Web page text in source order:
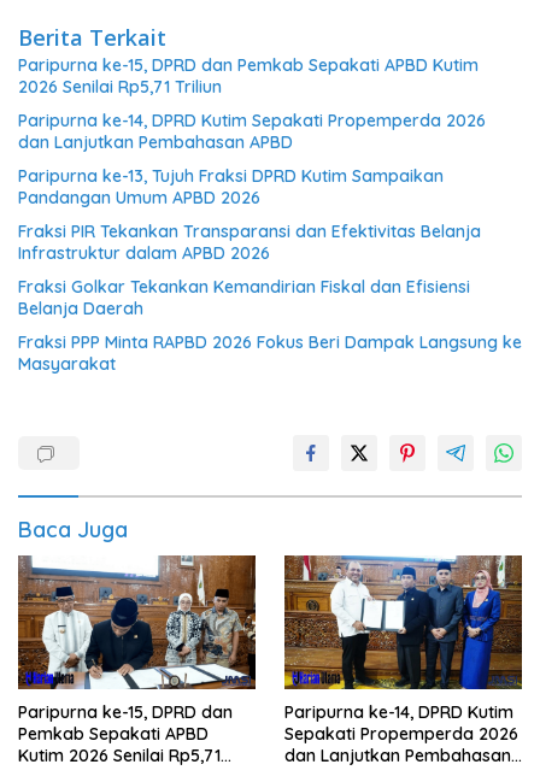
Berita Terkait
Paripurna ke-15, DPRD dan Pemkab Sepakati APBD Kutim
2026 Senilai Rp5,71 Triliun
Paripurna ke-14, DPRD Kutim Sepakati Propemperda 2026
dan Lanjutkan Pembahasan APBD
Paripurna ke-13, Tujuh Fraksi DPRD Kutim Sampaikan
Pandangan Umum APBD 2026
Fraksi PIR Tekankan Transparansi dan Efektivitas Belanja
Infrastruktur dalam APBD 2026
Fraksi Golkar Tekankan Kemandirian Fiskal dan Efisiensi
Belanja Daerah
Fraksi PPP Minta RAPBD 2026 Fokus Beri Dampak Langsung ke
Masyarakat
Baca Juga
Paripurna ke-15, DPRD dan
Pemkab Sepakati APBD
Kutim 2026 Senilai Rp5,71
Paripurna ke-14, DPRD Kutim
Sepakati Propemperda 2026
dan Lanjutkan Pembahasan